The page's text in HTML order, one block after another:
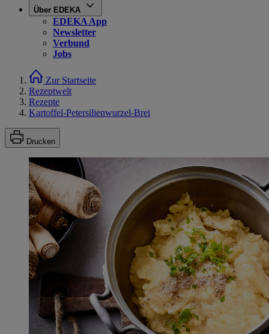
Über EDEKA
EDEKA App
Newsletter
Verbund
Jobs
Zur Startseite
Rezeptwelt
Rezepte
Kartoffel-Petersilienwurzel-Brei
Drucken